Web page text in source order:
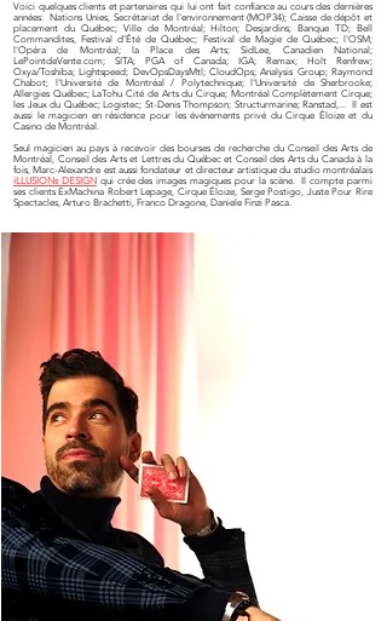
Voici quelques clients et partenaires qui lui ont fait confiance au cours des dernières
années: Nations Unies, Secrétariat de l'environnement (MOP34); Caisse de dépôt et
placement du Québec; Ville de Montréal; Hilton; Desjardins; Banque TD; Bell
Commandites, Festival d'Été de Québec; Festival de Magie de Québec; l'OSM;
l'Opéra de Montréal; la Place des Arts; SidLee, Canadien National;
LePointdeVente.com; SITA; PGA of Canada; IGA; Remax; Holt Renfrew;
Oxya/Toshiba; Lightspeed; DevOpsDaysMtl; CloudOps; Analysis Group; Raymond
Chabot;
l'Université de Montréal / Polytechnique; l'Université de Sherbrooke;
Allergies Québec; LaTohu Cité de Arts du Cirque; Montréal Complètement Cirque;
les Jeux du Québec; Logistec; St-Denis Thompson; Structurmarine; Ranstad,... Il est
aussi le magicien en résidence pour les événements privé du Cirque Éloize et du
Casino de Montréal.
Seul magicien au pays à recevoir des bourses de recherche du Conseil des Arts de
Montréal, Conseil des Arts et Lettres du Québec et Conseil des Arts du Canada à la
fois, Marc-Alexandre est aussi fondateur et directeur artistique du studio montréalais
iLLUSIONs DESIGN qui crée des images magiques pour la scène. Il compte parmi
ses clients ExMachina Robert Lepage, Cirque Éloize, Serge Postigo, Juste Pour Rire
Spectacles, Arturo Brachetti, Franco Dragone, Daniele Finzi Pasca.